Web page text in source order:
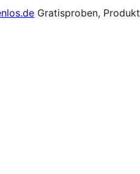
Gratisproben,